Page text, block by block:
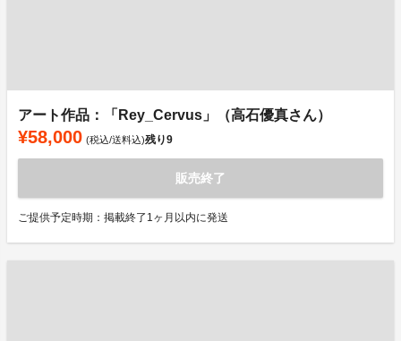
アート作品：「Rey_Cervus」（高石優真さん）
¥58,000 (税込/送料込)残り9
販売終了
ご提供予定時期：掲載終了1ヶ月以内に発送